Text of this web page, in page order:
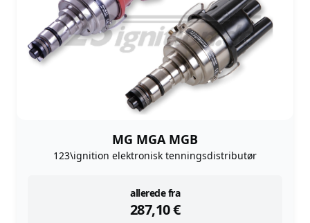
MG MGA MGB
123\ignition elektronisk tenningsdistributør
allerede fra
287,10€
instock